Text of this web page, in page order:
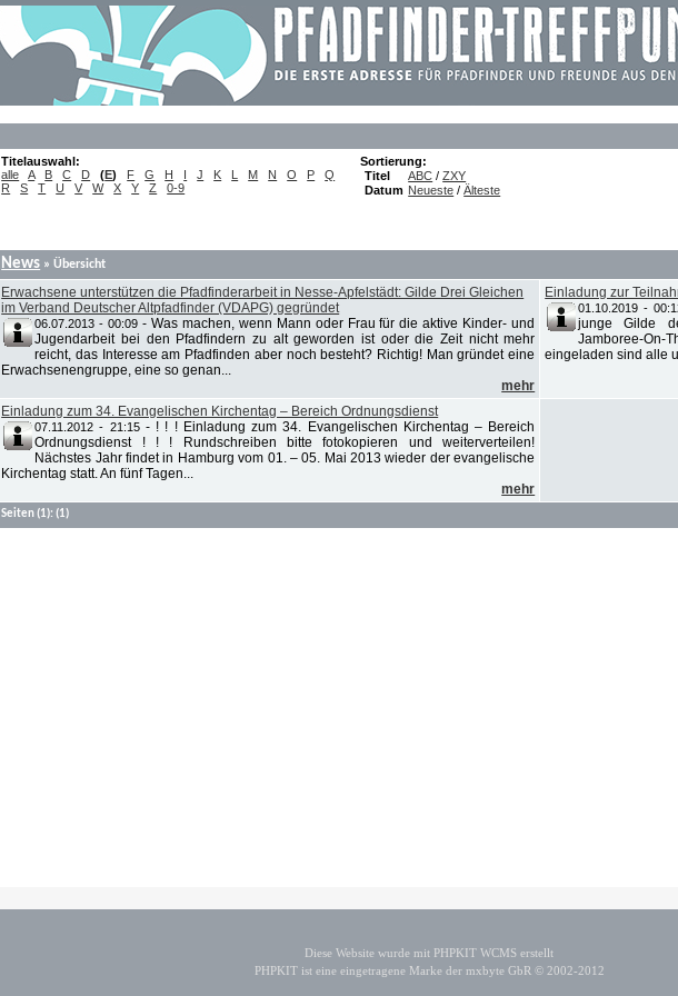
Titelauswahl:
alle
A B C D (E) F G H I J K L M N O P
Q
R
S T U V W X Y Z 0-9
Sortierung:
Titel
ABC /ZXY
Datum Neueste /Älteste
News » Übersicht
Erwachsene unterstützen die Pfadfinderarbeit in Nesse-Apfelstädt: Gilde Drei Gleichen
im Verband Deutscher Altpfadfinder (VDAPG) gegründet
06.07.2013 - 00:09 - Was machen, wenn Mann oder Frau für die aktive Kinder- und
Jugendarbeit bei den Pfadfindern zu alt geworden ist oder die Zeit nicht mehr
reicht, das Interesse am Pfadfinden aber noch besteht? Richtig! Man gründet eine
Erwachsenengruppe, eine so genan...
mehr
Einladung zur
01.10.2019 -
junge Gilde
Jamboree-
eingeladen sind alle
Einladung zum 34. Evangelischen Kirchentag – Bereich Ordnungsdienst
07.11.2012 - 21:15- ! ! ! Einladung zum 34. Evangelischen Kirchentag – Bereich
Ordnungsdienst ! ! ! Rundschreiben bitte fotokopieren und weiterverteilen!
Nächstes Jahr findet in Hamburg vom 01. – 05. Mai 2013 wieder der evangelische
Kirchentag statt. An fünf Tagen...
mehr
Seiten(1):(1)
Diese Website wurde mit PHPKIT WCMS erstellt
PHPKIT ist eine eingetragene Marke der mxbyte GbR © 2002-2012